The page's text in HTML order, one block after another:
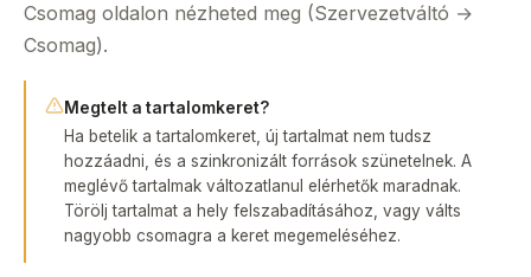
Csomag oldalon nézheted meg (Szervezetváltó →
Csomag).
Megtelt a tartalomkeret?
Ha betelik a tartalomkeret, új tartalmat nem tudsz
hozzáadni, és a szinkronizált források szünetelnek. A
meglévő tartalmak változatlanul elérhetők maradnak.
Törölj tartalmat a hely felszabadításához, vagy válts
nagyobb csomagra a keret megemeléséhez.